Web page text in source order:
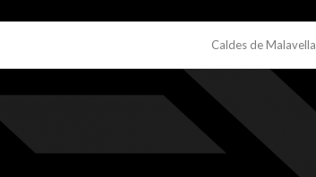
Caldes de Malavella